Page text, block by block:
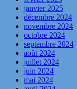
janvier 2025
décembre 2024
novembre 2024
octobre 2024
septembre 2024
août 2024
juillet 2024
juin 2024
mai 2024